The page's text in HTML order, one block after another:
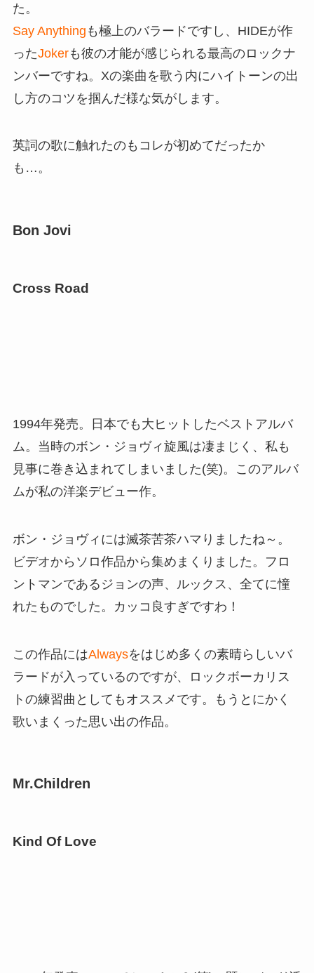
た。
Say Anything も極上のバラードですし、HIDEが作
ったJokerも彼の才能が感じられる最高のロックナ
ンバーですね。Xの楽曲を歌う内にハイトーンの出
し方のコツを掴んだ様な気がします。
英詞の歌に触れたのもコレが初めてだったか
も…。
Bon Jovi
Cross Road
1994年発売。日本でも大ヒットしたベストアルバ
ム。当時のボン・ジョヴィ旋風は凄まじく、私も
見事に巻き込まれてしまいました(笑)。このアルバ
ムが私の洋楽デビュー作。
ボン・ジョヴィには滅茶苦茶ハマりましたね～。
ビデオからソロ作品から集めまくりました。フロ
ントマンであるジョンの声、ルックス、全てに憧
れたものでした。カッコ良すぎですわ！
この作品にはAlwaysをはじめ多くの素晴らしいバ
ラードが入っているのですが、ロックボーカリス
トの練習曲としてもオススメです。もうとにかく
歌いまくった思い出の作品。
Mr.Children
Kind Of Love